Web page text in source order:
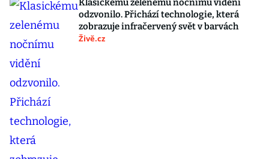
Klasickému zelenému nočnímu vidění
odzvonilo. Přichází technologie, která
zobrazuje infračervený svět v barvách
Živě.cz